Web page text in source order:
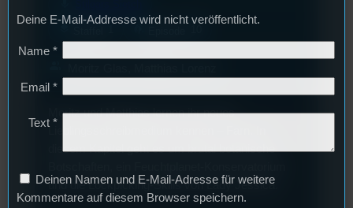
Moritz und Matthias lernen ihr neues
Lieblingsschreibmedium kennen – Farn. In
diesem Kapitel geht es um brutal botanische
und die Lockpicking-Skills von Lady Jessica.
layers podcasts
Deine E-Mail-Addresse wird nicht veröffentlicht.
Name *
Email *
Text *
Deinen Namen und E-Mail-Adresse für weitere
Kommentare auf diesem Browser speichern.